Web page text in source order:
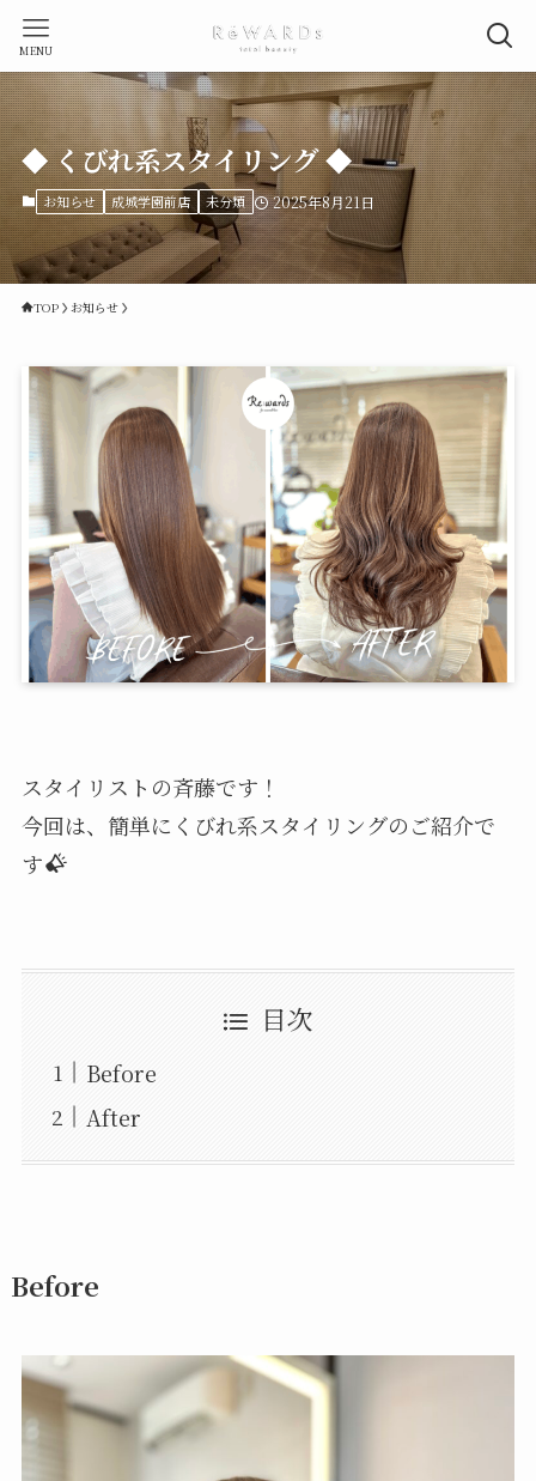
MENU
◆ くびれ系スタイリング ◆
お知らせ 成城学園前店 未分類 2025年8月21日
TOP お知らせ
スタイリストの斉藤です！
今回は、簡単にくびれ系スタイリングのご紹介で
す
目次
Before
After
Before